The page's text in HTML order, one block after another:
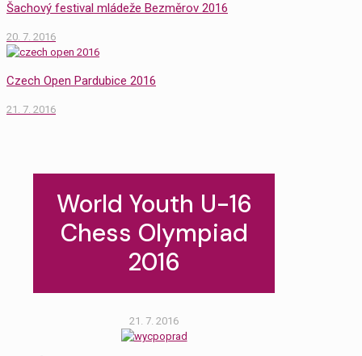
Šachový festival mládeže Bezměrov 2016
20. 7. 2016
Czech Open Pardubice 2016
21. 7. 2016
World Youth U-16
Chess Olympiad
2016
21. 7. 2016